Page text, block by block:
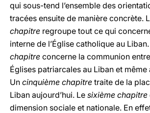
qui sous-tend l’ensemble des
tracées ensuite de manière concrète.
chapitre regroupe tout ce qui
interne de l’Église catholique au
chapitre concerne la communion
Églises patriarcales au Liban et
Un cinquième chapitre traite de la
Liban aujourd’hui. Le sixième chapitre
dimension sociale et nationale. En